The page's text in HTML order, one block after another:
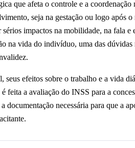
que afeta o controle e a
seja na gestação ou logo após
impactos na mobilidade, na fala e
na vida do indivíduo, uma das dúvidas
seus efeitos sobre o trabalho e a vida
feita a avaliação do INSS para a
necessária para que a